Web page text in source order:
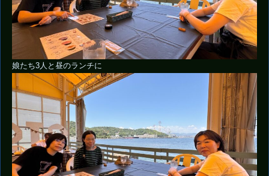
娘たち3人と昼のランチに